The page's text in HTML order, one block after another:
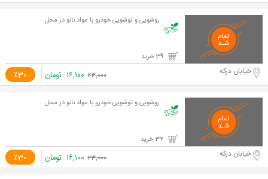
روشویی و توشویی خودرو با مواد نانو در محل
٪30 خیابان درکه ۲۳,۰۰۰ ۱۶,۱۰۰ تومان
روشویی و توشویی خودرو با مواد نانو در محل
٪30 خیابان درکه ۲۳,۰۰۰ ۱۶,۱۰۰ تومان